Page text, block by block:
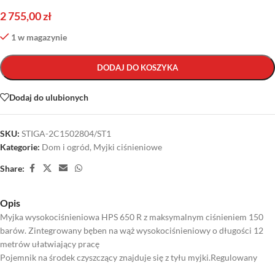
2 755,00zł
1 w magazynie
DODAJ DO KOSZYKA
Dodaj do ulubionych
SKU: STIGA-2C1502804/ST1
Kategorie: Dom i ogród, Myjki ciśnieniowe
Share:
Opis
Myjka wysokociśnieniowa HPS 650 R z maksymalnym ciśnieniem 150
barów. Zintegrowany bęben na wąż wysokociśnieniowy o długości 12
metrów ułatwiający pracę
Pojemnik na środek czyszczący znajduje się z tyłu myjki.Regulowany